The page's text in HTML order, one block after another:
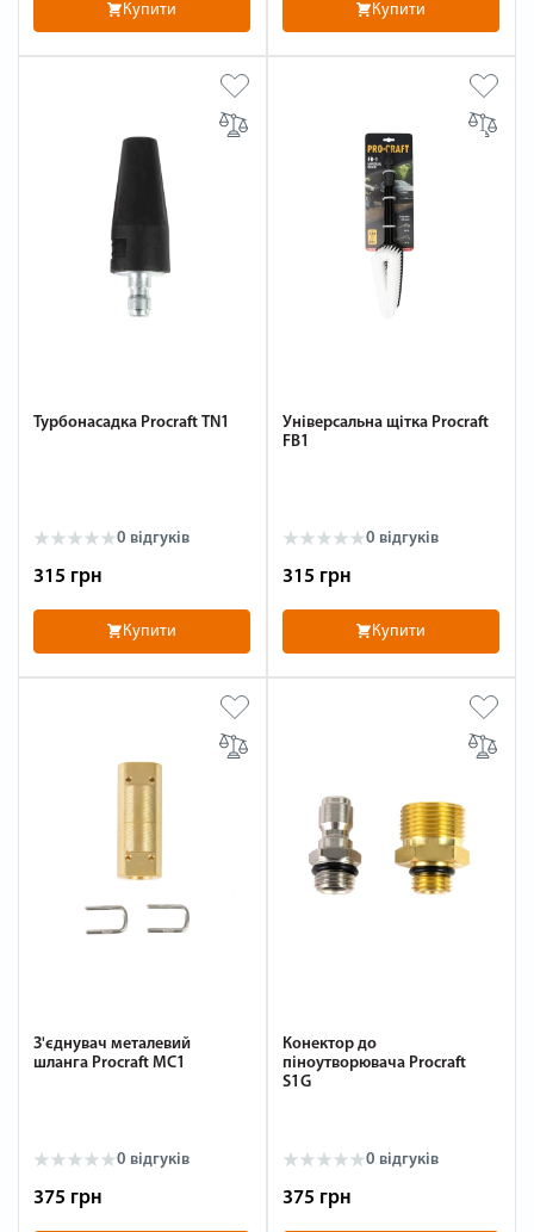
Купити Купити
Турбонасадка Procraft TN1
0 відгуків
315 грн
Купити
Універсальна щітка Procraft
FB1
0 відгуків
315 грн
Купити
З'єднувач металевий
шланга Procraft MC1
0 відгуків
375 грн
Конектор до
піноутворювача Procraft
S1G
0 відгуків
375 грн